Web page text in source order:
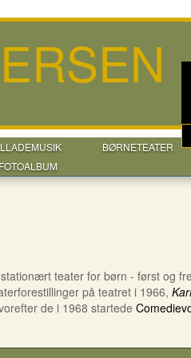
BØRNETEATER
FOTOALBUM
teater for børn - først og
på teatret i 1966,
de i 1968 startede